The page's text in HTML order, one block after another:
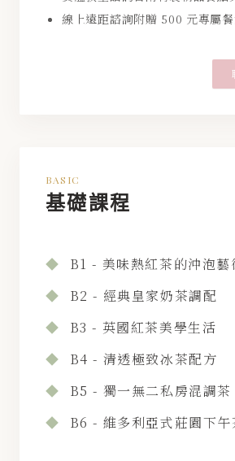
線上遠距諮詢附贈 500 元專屬
BASIC
基礎課程
◆
B1 - 美味熱紅茶的沖泡藝
◆
B2 - 經典皇家奶茶調配
◆
B3 - 英國紅茶美學生活
◆
B4 - 清透極致冰茶配方
◆
B5 - 獨一無二私房混調茶
◆
B6 - 維多利亞式莊園下午